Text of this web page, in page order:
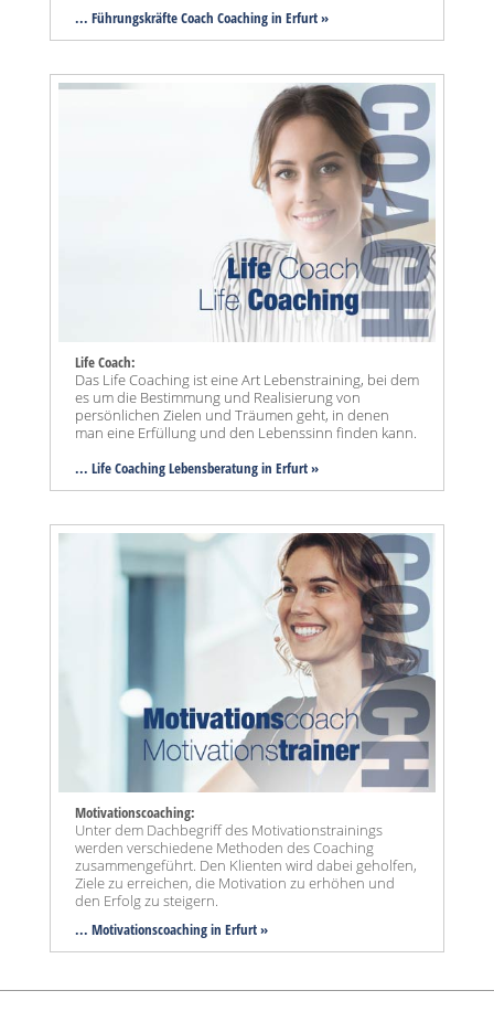
... Führungskräfte Coach Coaching in Erfurt »
Life Coach:
Das Life Coaching ist eine Art Lebenstraining, bei dem
es um die Bestimmung und Realisierung von
persönlichen Zielen und Träumen geht, in denen
man eine Erfüllung und den Lebenssinn finden kann.
... Life Coaching Lebensberatung in Erfurt »
Motivationscoaching:
Unter dem Dachbegriff des Motivationstrainings
werden verschiedene Methoden des Coaching
zusammengeführt. Den Klienten wird dabei geholfen,
Ziele zu erreichen, die Motivation zu erhöhen und
den Erfolg zu steigern.
... Motivationscoaching in Erfurt »